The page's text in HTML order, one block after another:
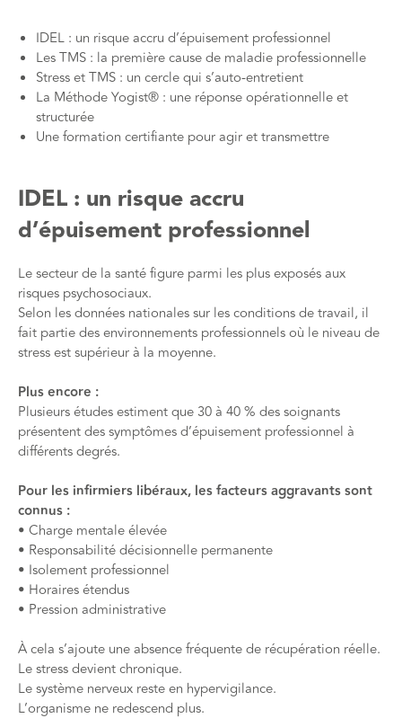
IDEL : un risque accru d’épuisement professionnel
Les TMS : la première cause de maladie professionnelle
Stress et TMS : un cercle qui s’auto-entretient
La Méthode Yogist® : une réponse opérationnelle et
structurée
Une formation certifiante pour agir et transmettre
IDEL : un risque accru
d’épuisement professionnel
Le secteur de la santé figure parmi les plus exposés aux
risques psychosociaux.
Selon les données nationales sur les conditions de travail, il
fait partie des environnements professionnels où le niveau de
stress est supérieur à la moyenne.
Plus encore :
Plusieurs études estiment que 30 à 40 % des soignants
présentent des symptômes d’épuisement professionnel à
différents degrés.
Pour les infirmiers libéraux, les facteurs aggravants sont
connus :
• Charge mentale élevée
• Responsabilité décisionnelle permanente
• Isolement professionnel
• Horaires étendus
• Pression administrative
À cela s’ajoute une absence fréquente de récupération réelle.
Le stress devient chronique.
Le système nerveux reste en hypervigilance.
L’organisme ne redescend plus.